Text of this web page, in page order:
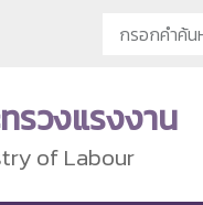
รวงแรงงาน
of Labour